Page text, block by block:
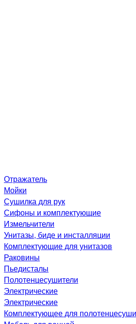
Отражатель
Мойки
Сушилка для рук
Сифоны и комплектующие
Измельчители
Унитазы, биде и инсталляции
Комплектующие для унитазов
Раковины
Пьедисталы
Полотенцесушители
Электрические
Электрические
Комплектующее для